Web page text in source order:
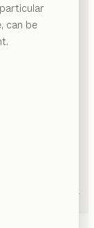
can be